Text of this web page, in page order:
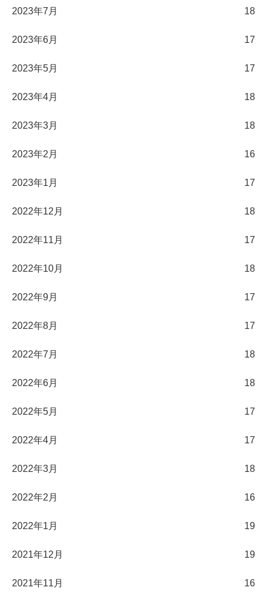
2023年7月 18
2023年6月 17
2023年5月 17
2023年4月 18
2023年3月 18
2023年2月 16
2023年1月 17
2022年12月 18
2022年11月 17
2022年10月 18
2022年9月 17
2022年8月 17
2022年7月 18
2022年6月 18
2022年5月 17
2022年4月 17
2022年3月 18
2022年2月 16
2022年1月 19
2021年12月 19
2021年11月 16